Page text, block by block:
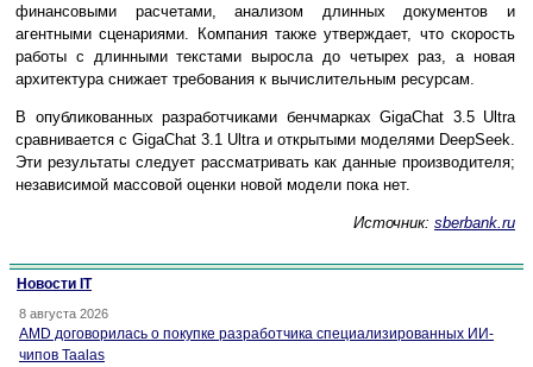
финансовыми расчетами, анализом длинных документов и
агентными сценариями. Компания также утверждает, что скорость
работы с длинными текстами выросла до четырех раз, а новая
архитектура снижает требования к вычислительным ресурсам.
В опубликованных разработчиками бенчмарках GigaChat 3.5 Ultra
сравнивается с GigaChat 3.1 Ultra и открытыми моделями DeepSeek.
Эти результаты следует рассматривать как данные производителя;
независимой массовой оценки новой модели пока нет.
Источник: sberbank.ru
Новости IT
8 августа 2026
AMD договорилась о покупке разработчика специализированных ИИ-
чипов Taalas